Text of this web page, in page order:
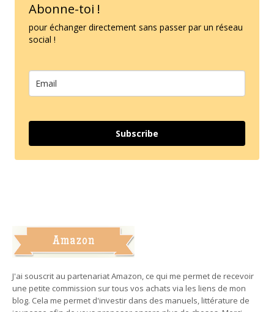
Abonne-toi !
pour échanger directement sans passer par un réseau
social !
Subscribe
J'ai souscrit au partenariat Amazon, ce qui me permet de recevoir
une petite commission sur tous vos achats via les liens de mon
blog. Cela me permet d'investir dans des manuels, littérature de